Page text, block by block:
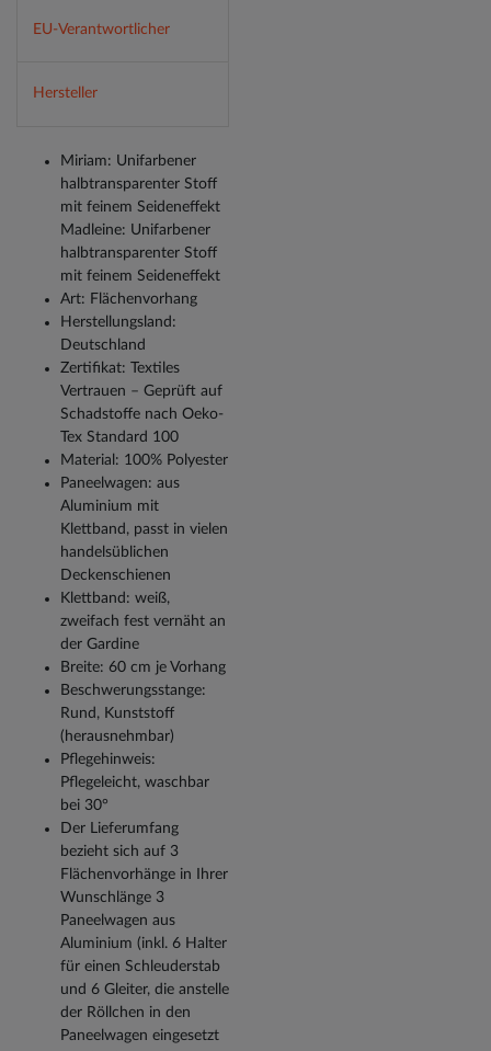
EU-Verantwortlicher
Hersteller
Miriam: Unifarbener
halbtransparenter Stoff
mit feinem Seideneffekt
Madleine: Unifarbener
halbtransparenter Stoff
mit feinem Seideneffekt
Art: Flächenvorhang
Herstellungsland:
Deutschland
Zertifikat: Textiles
Vertrauen – Geprüft auf
Schadstoffe nach Oeko-
Tex Standard 100
Material: 100% Polyester
Paneelwagen: aus
Aluminium mit
Klettband, passt in vielen
handelsüblichen
Deckenschienen
Klettband: weiß,
zweifach fest vernäht an
der Gardine
Breite: 60 cm je Vorhang
Beschwerungsstange:
Rund, Kunststoff
(herausnehmbar)
Pflegehinweis:
Pflegeleicht, waschbar
bei 30°
Der Lieferumfang
bezieht sich auf 3
Flächenvorhänge in Ihrer
Wunschlänge 3
Paneelwagen aus
Aluminium (inkl. 6 Halter
für einen Schleuderstab
und 6 Gleiter, die anstelle
der Röllchen in den
Paneelwagen eingesetzt